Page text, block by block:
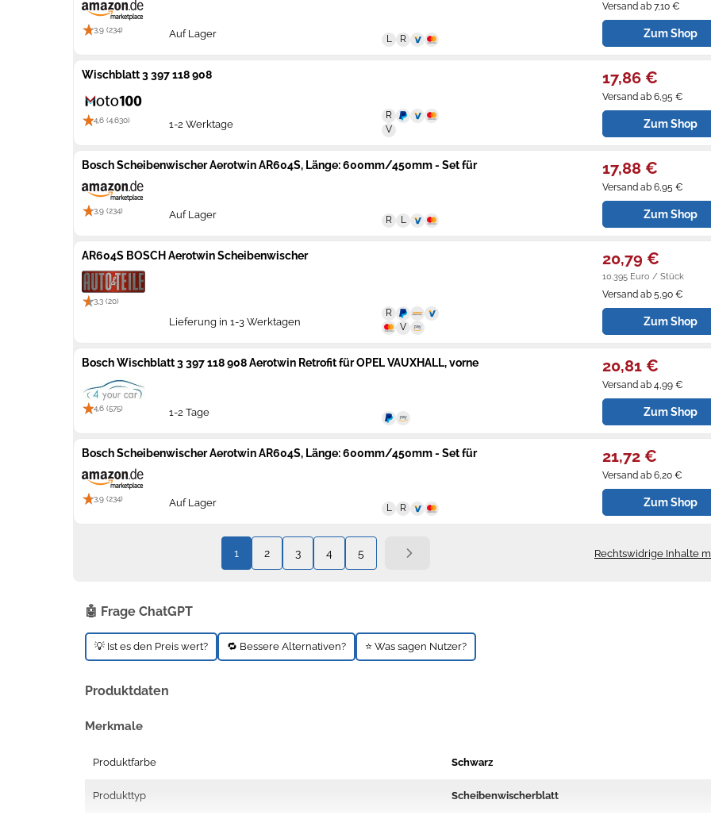
3,9 (234) Auf Lager
Versand ab 7,10 €
Zum Shop
Wischblatt 3 397 118 908
4,6 (4.630) 1-2 Werktage
17,86 €
Versand ab 6,95 €
Zum Shop
Bosch Scheibenwischer Aerotwin AR604S, Länge: 600mm/450mm - Set für
3,9 (234) Auf Lager
17,88 €
Versand ab 6,95 €
Zum Shop
AR604S BOSCH Aerotwin Scheibenwischer
3,3 (20)
Lieferung in 1-3 Werktagen
20,79 €
10.395 Euro / Stück
Versand ab 5,90 €
Zum Shop
Bosch Wischblatt 3 397 118 908 Aerotwin Retrofit für OPEL VAUXHALL, vorne
4,6 (575) 1-2 Tage
20,81 €
Versand ab 4,99 €
Zum Shop
Bosch Scheibenwischer Aerotwin AR604S, Länge: 600mm/450mm - Set für
3,9 (234) Auf Lager
21,72 €
Versand ab 6,20 €
Zum Shop
1 2 3 4 5 Rechtswidrige Inhalte
🤖 Frage ChatGPT
💡 Ist es den Preis wert? 🔁 Bessere Alternativen? ⭐ Was sagen Nutzer?
Produktdaten
Merkmale
Produktfarbe Schwarz
Produkttyp Scheibenwischerblatt